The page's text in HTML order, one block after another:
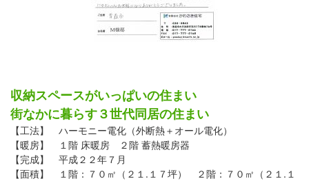
収納スペースがいっぱいの住まい
街なかに暮らす３世代同居の住まい
【工法】 ハーモニー電化（外断熱＋オール電化）
【暖房】 １階 床暖房 ２階 蓄熱暖房器
【完成】 平成２２年７月
【面積】 １階：７０㎡（２１.１７坪） ２階：７０㎡（２１.１